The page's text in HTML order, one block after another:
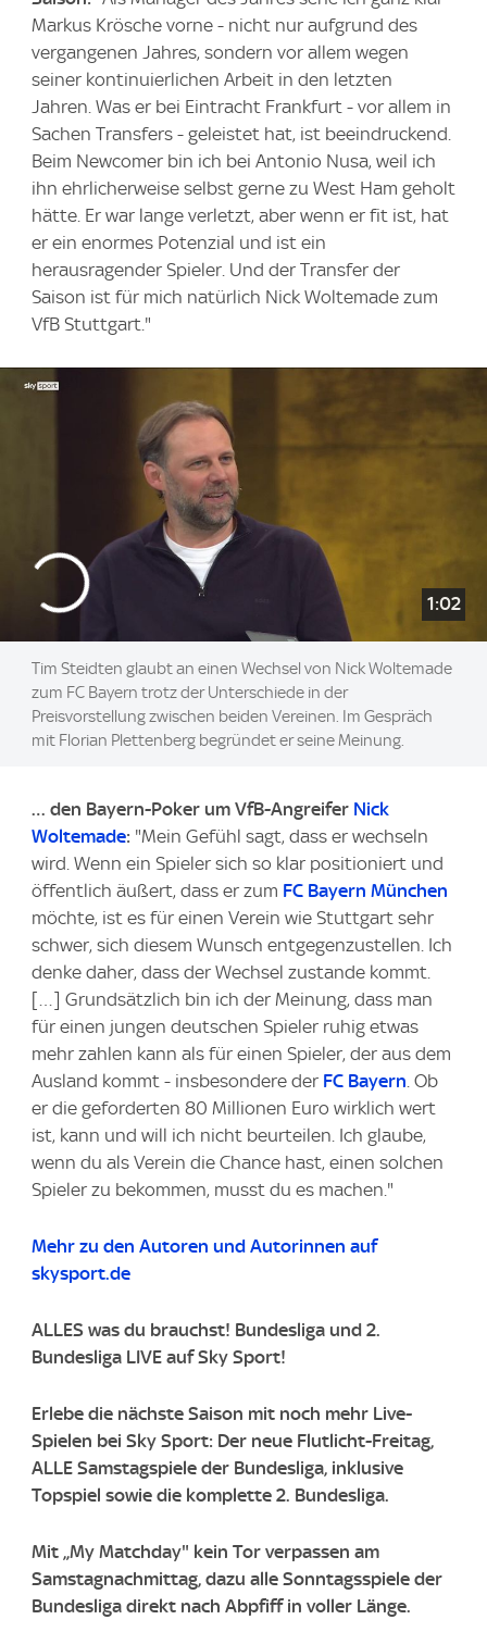
Markus Krösche vorne - nicht nur aufgrund des
vergangenen Jahres, sondern vor allem wegen
seiner kontinuierlichen Arbeit in den letzten
Jahren. Was er bei Eintracht Frankfurt - vor allem in
Sachen Transfers - geleistet hat, ist beeindruckend.
Beim Newcomer bin ich bei Antonio Nusa, weil ich
ihn ehrlicherweise selbst gerne zu West Ham geholt
hätte. Er war lange verletzt, aber wenn er fit ist, hat
er ein enormes Potenzial und ist ein
herausragender Spieler. Und der Transfer der
Saison ist für mich natürlich Nick Woltemade zum
VfB Stuttgart."
1:02
Tim Steidten glaubt an einen Wechsel von Nick Woltemade
zum FC Bayern trotz der Unterschiede in der
Preisvorstellung zwischen beiden Vereinen. Im Gespräch
mit Florian Plettenberg begründet er seine Meinung.
… den Bayern-Poker um VfB-Angreifer Nick
Woltemade: "Mein Gefühl sagt, dass er wechseln
wird. Wenn ein Spieler sich so klar positioniert und
öffentlich äußert, dass er zum FC Bayern München
möchte, ist es für einen Verein wie Stuttgart sehr
schwer, sich diesem Wunsch entgegenzustellen. Ich
denke daher, dass der Wechsel zustande kommt.
[…] Grundsätzlich bin ich der Meinung, dass man
für einen jungen deutschen Spieler ruhig etwas
mehr zahlen kann als für einen Spieler, der aus dem
Ausland kommt - insbesondere der FC Bayern. Ob
er die geforderten 80 Millionen Euro wirklich wert
ist, kann und will ich nicht beurteilen. Ich glaube,
wenn du als Verein die Chance hast, einen solchen
Spieler zu bekommen, musst du es machen."
Mehr zu den Autoren und Autorinnen auf
skysport.de
ALLES was du brauchst! Bundesliga und 2.
Bundesliga LIVE auf Sky Sport!
Erlebe die nächste Saison mit noch mehr Live-
Spielen bei Sky Sport: Der neue Flutlicht-Freitag,
ALLE Samstagspiele der Bundesliga, inklusive
Topspiel sowie die komplette 2. Bundesliga.
Mit „My Matchday" kein Tor verpassen am
Samstagnachmittag, dazu alle Sonntagsspiele der
Bundesliga direkt nach Abpfiff in voller Länge.